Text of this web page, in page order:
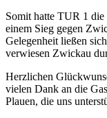
Somit hatte TUR 1 die
einem Sieg gegen
Gelegenheit ließen
verwiesen Zwickau
Herzlichen
vielen Dank an die
Plauen, die uns